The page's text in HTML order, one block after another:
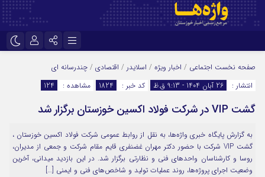
اینستاگرام
تلگرام
سروش
ایتا
آپارات
اپلیکیشن رمز عبور
مرا به خاطر بسپار
صفحه نخست اجتماعی / اخبار ویژه / اسلایدر / اقتصادی / چندرسانه ای
انتشار :
26 آبان 1404 - 9:13 ق.ظ کد خبر : 1824 مشاهده : 124
گشت VIP در شرکت فولاد اکسین خوزستان برگزار شد
به گزارش پایگاه خبری واژه‌ها، به نقل از روابط‌ عمومی شرکت فولاد اکسین خوزستان ،
گشت VIP شرکت با حضور دکتر مهران غضنفری قایم‌ مقام شرکت و جمعی از مدیران،
روسا و کارشناسان واحدهای فنی و نظارتی برگزار شد. در این بازدید میدانی، آخرین
وضعیت اجرای پروژه‌ها، روند عملیات تولید و شاخص‌های فنی و ایمنی […]